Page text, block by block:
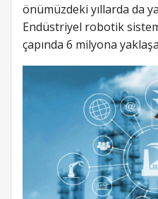
önümüzdeki yıllarda da
Endüstriyel robotik
çapında 6 milyona